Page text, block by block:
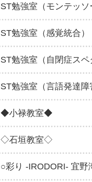
ST勉強室（モンテッソ
ST勉強室（感覚統合）
ST勉強室（自閉症スペ
ST勉強室（言語発達障
◆小禄教室◆
◇石垣教室◇
○彩り -IRODORI- 宜野